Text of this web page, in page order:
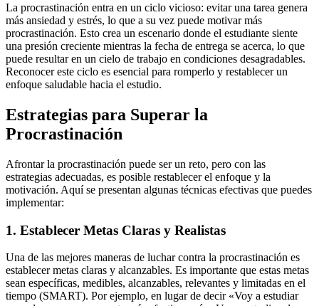
La procrastinación entra en un ciclo vicioso: evitar una tarea genera
más ansiedad y estrés, lo que a su vez puede motivar más
procrastinación. Esto crea un escenario donde el estudiante siente
una presión creciente mientras la fecha de entrega se acerca, lo que
puede resultar en un cielo de trabajo en condiciones desagradables.
Reconocer este ciclo es esencial para romperlo y restablecer un
enfoque saludable hacia el estudio.
Estrategias para Superar la
Procrastinación
Afrontar la procrastinación puede ser un reto, pero con las
estrategias adecuadas, es posible restablecer el enfoque y la
motivación. Aquí se presentan algunas técnicas efectivas que puedes
implementar:
1. Establecer Metas Claras y Realistas
Una de las mejores maneras de luchar contra la procrastinación es
establecer metas claras y alcanzables. Es importante que estas metas
sean específicas, medibles, alcanzables, relevantes y limitadas en el
tiempo (SMART). Por ejemplo, en lugar de decir «Voy a estudiar